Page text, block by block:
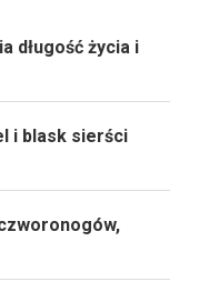
długość życia i
i blask sierści